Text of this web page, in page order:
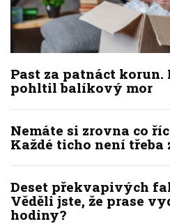
Past za patnáct
pohltil balíkový mor
Nemáte si zrovna co
Každé ticho není třeba
Deset překvapivých
Věděli jste, že prase
hodiny?